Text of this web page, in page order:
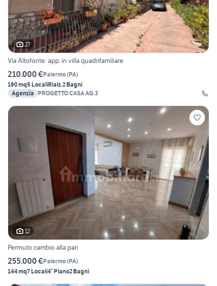
27
Via Altofonte: app. in villa quadrifamiliare
210.000 €Palermo(PA)
190 mq5 LocaliRialz.2 Bagni
Agenzia
PROGETTO CASA AG.3
12
Permuto cambio alla pari
255.000 €Palermo(PA)
144 mq7 Locali4° Piano2 Bagni